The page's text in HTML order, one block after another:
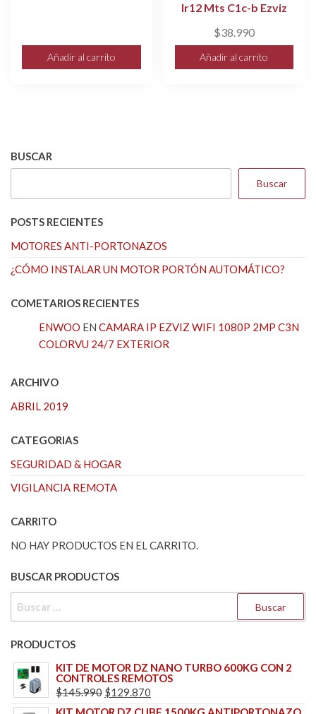
Añadir al carrito
Ir12 Mts C1c-b Ezviz
$38.990
Añadir al carrito
BUSCAR
Buscar
POSTS RECIENTES
MOTORES ANTI-PORTONAZOS
¿CÓMO INSTALAR UN MOTOR PORTÓN AUTOMÁTICO?
COMETARIOS RECIENTES
ENWOO EN CAMARA IP EZVIZ WIFI 1080P 2MP C3N
COLORVU 24/7 EXTERIOR
ARCHIVO
ABRIL 2019
CATEGORIAS
SEGURIDAD & HOGAR
VIGILANCIA REMOTA
CARRITO
NO HAY PRODUCTOS EN EL CARRITO.
BUSCAR PRODUCTOS
PRODUCTOS
KIT DE MOTOR DZ NANO TURBO 600KG CON 2
CONTROLES REMOTOS
$145.990 EL
PRECIO
$129.870
PRECIO